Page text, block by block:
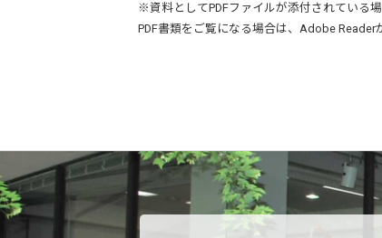
※資料としてPDFファイルが添付されている場
PDF書類をご覧になる場合は、 Adobe Reader